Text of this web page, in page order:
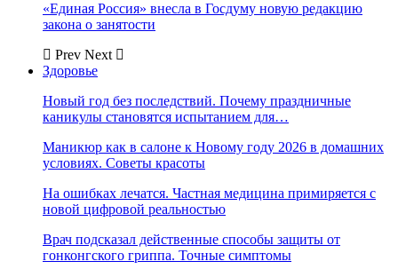
«Единая Россия» внесла в Госдуму новую редакцию
закона о занятости
Prev Next
Здоровье
Новый год без последствий. Почему праздничные
каникулы становятся испытанием для…
Маникюр как в салоне к Новому году 2026 в домашних
условиях. Советы красоты
На ошибках лечатся. Частная медицина примиряется с
новой цифровой реальностью
Врач подсказал действенные способы защиты от
гонконгского гриппа. Точные симптомы